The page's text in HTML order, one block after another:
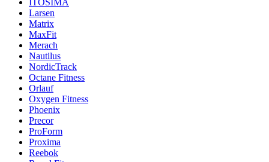
ITOSIMA
Larsen
Matrix
MaxFit
Merach
Nautilus
NordicTrack
Octane Fitness
Orlauf
Oxygen Fitness
Phoenix
Precor
ProForm
Proxima
Reebok